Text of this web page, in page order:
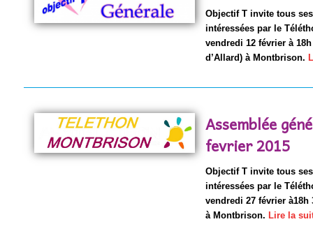
Objectif T invite tous
intéressées par le
vendredi 12 février à
d’Allard) à Montbrison.
Assemblée
fevrier 2015
Objectif T invite tous
intéressées par le
vendredi 27 février à18h
à Montbrison. Lire la